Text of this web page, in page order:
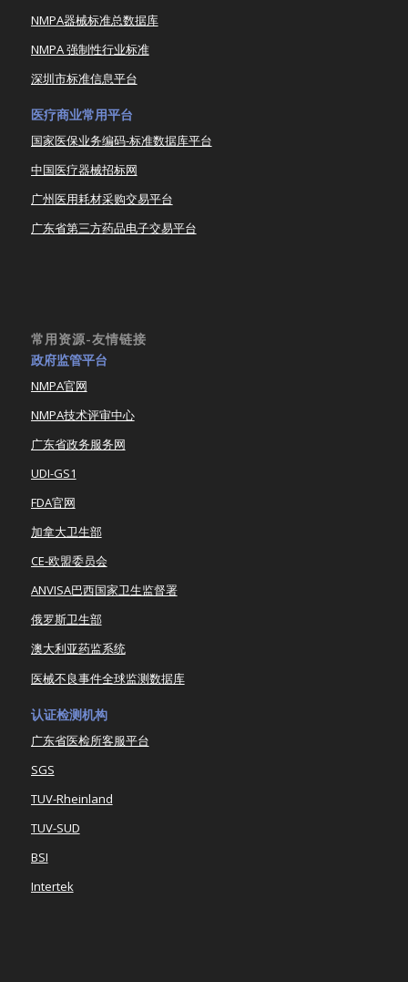
NMPA器械标准总数据库
NMPA 强制性行业标准
深圳市标准信息平台
医疗商业常用平台
国家医保业务编码-标准数据库平台
中国医疗器械招标网
广州医用耗材采购交易平台
广东省第三方药品电子交易平台
常用资源-友情链接
政府监管平台
NMPA官网
NMPA技术评审中心
广东省政务服务网
UDI-GS1
FDA官网
加拿大卫生部
CE-欧盟委员会
ANVISA巴西国家卫生监督署
俄罗斯卫生部
澳大利亚药监系统
医械不良事件全球监测数据库
认证检测机构
广东省医检所客服平台
SGS
TUV-Rheinland
TUV-SUD
BSI
Intertek